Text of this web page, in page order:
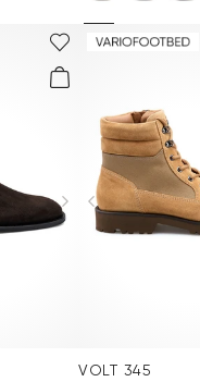
VOLT 345